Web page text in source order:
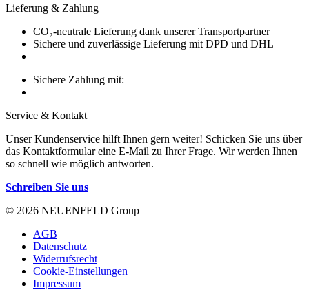
Lieferung & Zahlung
CO₂-neutrale Lieferung dank unserer Transportpartner
Sichere und zuverlässige Lieferung mit DPD und DHL
Sichere Zahlung mit:
Service & Kontakt
Unser Kundenservice hilft Ihnen gern weiter! Schicken Sie uns über
das Kontaktformular eine E-Mail zu Ihrer Frage. Wir werden Ihnen
so schnell wie möglich antworten.
Schreiben Sie uns
© 2026 NEUENFELD Group
AGB
Datenschutz
Widerrufsrecht
Cookie-Einstellungen
Impressum